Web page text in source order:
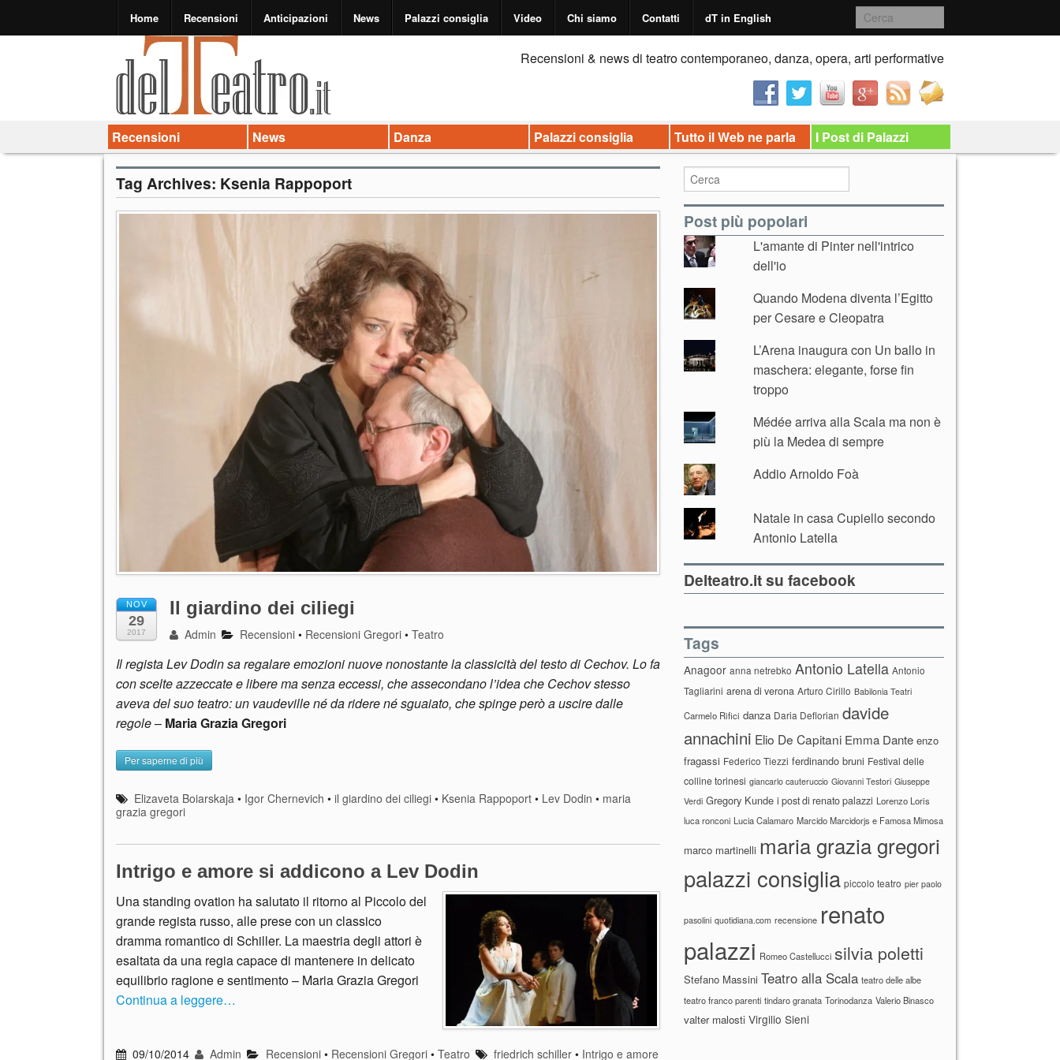
Home Recensioni Anticipazioni News Palazzi consiglia Video Chi siamo Contatti dT in English
Recensioni & news di teatro contemporaneo, danza, opera, arti performative
Recensioni News Danza Palazzi consiglia Tutto il Web ne parla I Post di Palazzi
Tag Archives: Ksenia Rappoport
NOV
29
2017
Il giardino dei ciliegi
Admin Recensioni • Recensioni Gregori •Teatro
Il regista Lev Dodin sa regalare emozioni nuove nonostante la classicità del testo di Cechov. Lo fa
con scelte azzeccate e libere ma senza eccessi, che assecondano l’idea che Cechov stesso
aveva del suo teatro: un vaudeville né da ridere né sguaiato, che spinge però a uscire dalle
regole– Maria Grazia Gregori
Per saperne di più
Elizaveta Boiarskaja • Igor Chernevich •il giardino dei ciliegi • Ksenia Rappoport • Lev Dodin • maria
grazia gregori
Intrigo e amore si addicono a Lev Dodin
Una standing ovation ha salutato il ritorno al Piccolo del
grande regista russo, alle prese con un classico
dramma romantico di Schiller. La maestria degli attori è
esaltata da una regia capace di mantenere in delicato
equilibrio ragione e sentimento – Maria Grazia Gregori
Continua a leggere…
09/10/2014 Admin Recensioni• Recensioni Gregori• Teatro friedrich schiller• Intrigo e amore
Post più popolari
L'amante di Pinter nell'intrico
dell'io
Quando Modena diventa l’Egitto
per Cesare e Cleopatra
L’Arena inaugura con Un ballo in
maschera: elegante, forse fin
troppo
Médée arriva alla Scala ma non è
più la Medea di sempre
Addio Arnoldo Foà
Natale in casa Cupiello secondo
Antonio Latella
Delteatro.it su facebook
Tags
Anagoor anna netrebko Antonio Latella Antonio
Tagliarini arena di verona Arturo Cirillo Babilonia Teatri
Carmelo Rifici danza Daria Deflorian davide
annachini Elio De Capitani Emma Dante enzo
fragassi Federico Tiezzi ferdinando bruni Festival delle
colline torinesi giancarlo cauteruccio Giovanni Testori Giuseppe
Verdi Gregory Kunde i post di renato palazzi Lorenzo Loris
luca ronconi Lucia Calamaro Marcido Marcidorjs e Famosa Mimosa
marco martinelli maria grazia gregori
palazzi consiglia piccolo teatro pier paolo
pasolini quotidiana.com recensione renato
palazzi Romeo Castellucci silvia poletti
Stefano Massini Teatro alla Scala teatro delle albe
teatro franco parenti tindaro granata Torinodanza Valerio Binasco
valter malosti Virgilio Sieni